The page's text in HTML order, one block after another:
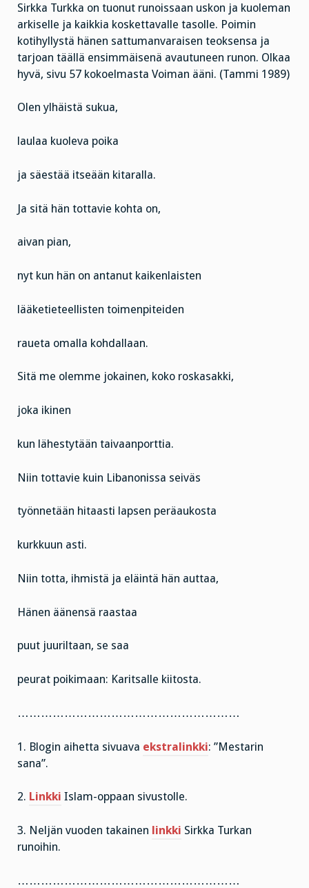
Sirkka Turkka on tuonut runoissaan uskon ja kuoleman
arkiselle ja kaikkia koskettavalle tasolle. Poimin
kotihyllystä hänen sattumanvaraisen teoksensa ja
tarjoan täällä ensimmäisenä avautuneen runon. Olkaa
hyvä, sivu 57 kokoelmasta Voiman ääni. (Tammi 1989)
Olen ylhäistä sukua,
laulaa kuoleva poika
ja säestää itseään kitaralla.
Ja sitä hän tottavie kohta on,
aivan pian,
nyt kun hän on antanut kaikenlaisten
lääketieteellisten toimenpiteiden
raueta omalla kohdallaan.
Sitä me olemme jokainen, koko roskasakki,
joka ikinen
kun lähestytään taivaanporttia.
Niin tottavie kuin Libanonissa seiväs
työnnetään hitaasti lapsen peräaukosta
kurkkuun asti.
Niin totta, ihmistä ja eläintä hän auttaa,
Hänen äänensä raastaa
puut juuriltaan, se saa
peurat poikimaan: Karitsalle kiitosta.
…………………………………………………
1. Blogin aihetta sivuava ekstralinkki: ”Mestarin
sana”.
2. Linkki Islam-oppaan sivustolle.
3. Neljän vuoden takainen linkki Sirkka Turkan
runoihin.
…………………………………………………